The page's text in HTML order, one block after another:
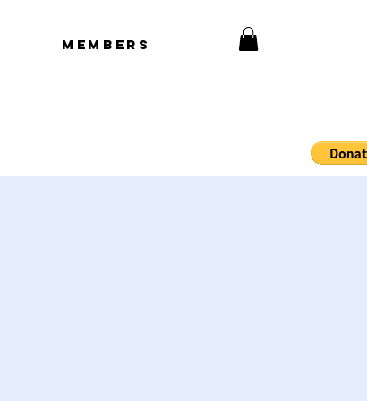
Members